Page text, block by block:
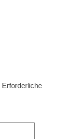
Erforderliche